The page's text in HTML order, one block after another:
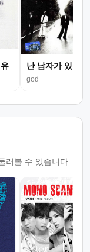
난 남자가 있어
god
러볼 수 있습니다.